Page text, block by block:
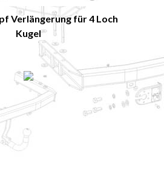
Verlängerung für 4 Loch
Kugel